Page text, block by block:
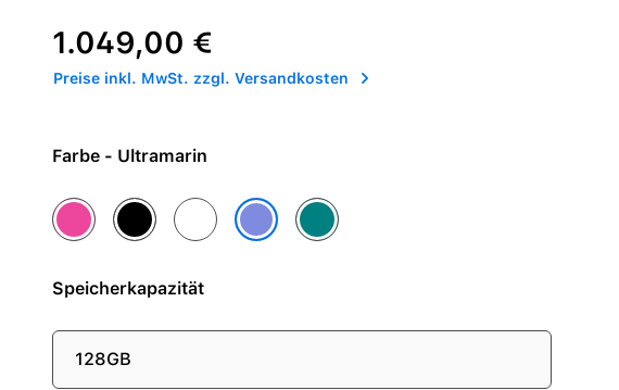
Verkaufspreis:
Regulärer Preis:
1.049,00 €
Preise inkl. MwSt. zzgl. Versandkosten
Farbe - Ultramarin
Pink SchwarzWeiß UltramarinBlaugrün
Speicherkapazität
128GB